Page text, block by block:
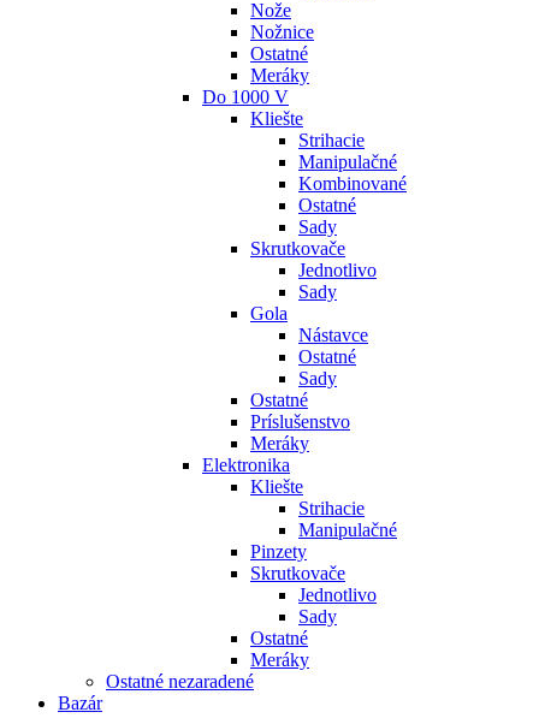
Nože
Nožnice
Ostatné
Meráky
Do 1000 V
Kliešte
Strihacie
Manipulačné
Kombinované
Ostatné
Sady
Skrutkovače
Jednotlivo
Sady
Gola
Nástavce
Ostatné
Sady
Ostatné
Príslušenstvo
Meráky
Elektronika
Kliešte
Strihacie
Manipulačné
Pinzety
Skrutkovače
Jednotlivo
Sady
Ostatné
Meráky
Ostatné nezaradené
Bazár